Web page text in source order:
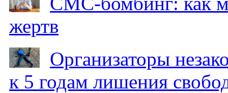
жертв
Организаторы
к 5 годам лишения